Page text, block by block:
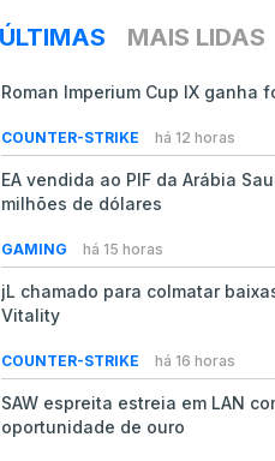
ÚLTIMAS MAIS LIDAS
Roman Imperium Cup IX ganha
COUNTER-STRIKE há 12 horas
EA vendida ao PIF da Arábia
milhões de dólares
GAMING há 15 horas
jL chamado para colmatar
Vitality
COUNTER-STRIKE há 16 horas
SAW espreita estreia em LAN
oportunidade de ouro